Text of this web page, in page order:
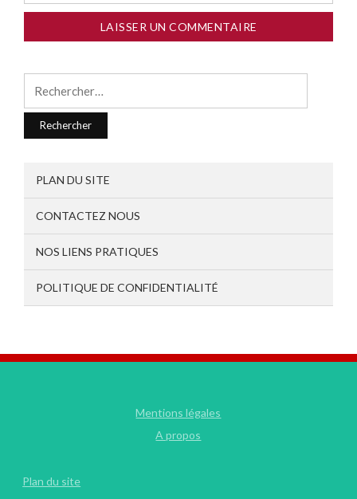
PLAN DU SITE
CONTACTEZ NOUS
NOS LIENS PRATIQUES
POLITIQUE DE CONFIDENTIALITÉ
Mentions légales
A propos
Plan du site